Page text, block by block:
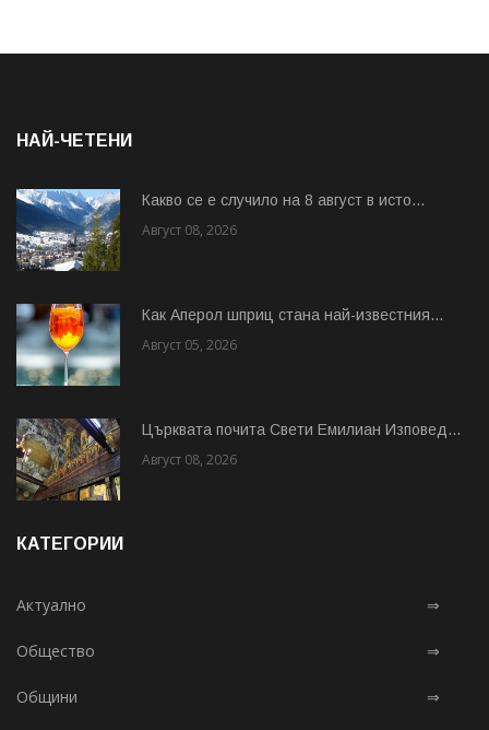
НАЙ-ЧЕТЕНИ
Какво се е случило на 8 август в исто...
Август 08, 2026
Как Аперол шприц стана най-известния...
Август 05, 2026
Църквата почита Свeти Емилиан Изповед...
Август 08, 2026
КАТЕГОРИИ
Актуално ⇒
Общество ⇒
Общини ⇒